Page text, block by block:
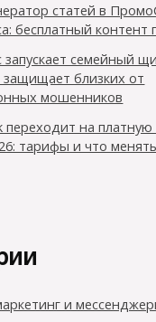
статей в
бесплатный контент
запускает семейный
защищает близких от
мошенников
переходит на платную
тарифы и что менять
и